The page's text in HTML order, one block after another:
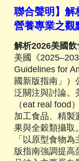
聯合聲明】解
營養專業之觀
解析2026美國
美國《
Guidelines for
國新版指南」）
泛關注與討論。
（eat real food
加工食品、精製
果與全穀類攝取
「以原型食物
版指南強調提高